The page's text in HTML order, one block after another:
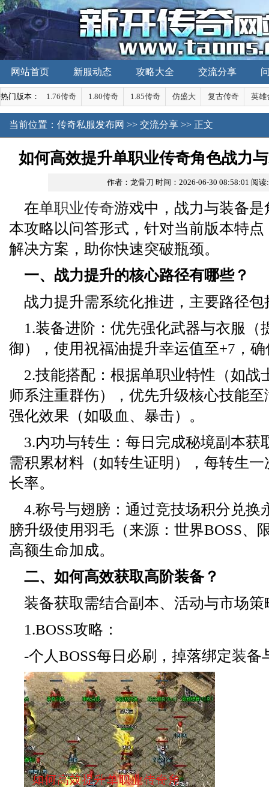
网站首页 新服动态 攻略大全 交流分享
热门版本： 1.76传奇 1.80传奇 1.85传奇 仿盛大 复古传奇 英雄
当前位置： 传奇私服发布网 >> 交流分享 >> 正文
如何高效提升单职业传奇角色战力
作者：龙骨刀 时间：2026-06-30 08:58:01 阅
在单职业传奇游戏中，战力与装备
本攻略以问答形式，针对当前版本特
解决方案，助你快速突破瓶颈。
一、战力提升的核心路径有哪些？
战力提升需系统化推进，主要路径包
1.装备进阶：优先强化武器与衣服（
御），使用祝福油提升幸运值至+7，
2.技能搭配：根据单职业特性（如战
师系注重群伤），优先升级核心技能
强化效果（如吸血、暴击）。
3.内功与转生：每日完成秘境副本获
需积累材料（如转生证明），每转生
长率。
4.称号与翅膀：通过竞技场积分兑换
膀升级使用羽毛（来源：世界BOSS、
高额生命加成。
二、如何高效获取高阶装备？
装备获取需结合副本、活动与市场策
1.BOSS攻略：
-个人BOSS每日必刷，掉落绑定装备